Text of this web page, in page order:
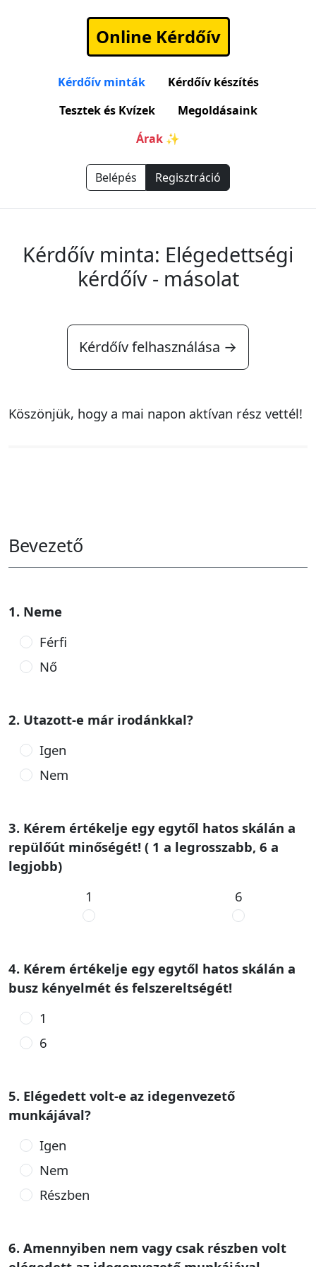
Online Kérdőív
Kérdőív minták
Kérdőív készítés
Tesztek és Kvízek
Megoldásaink
Árak ✨
Belépés Regisztráció
Kérdőív minta: Elégedettségi
kérdőív - másolat
Kérdőív felhasználása →
Köszönjük, hogy a mai napon aktívan rész vettél!
Bevezető
1. Neme
Férfi
Nő
2. Utazott-e már irodánkkal?
Igen
Nem
3. Kérem értékelje egy egytől hatos skálán a
repülőút minőségét! ( 1 a legrosszabb, 6 a
legjobb)
1
6
4. Kérem értékelje egy egytől hatos skálán a
busz kényelmét és felszereltségét!
1
6
5. Elégedett volt-e az idegenvezető
munkájával?
Igen
Nem
Részben
6. Amennyiben nem vagy csak részben volt